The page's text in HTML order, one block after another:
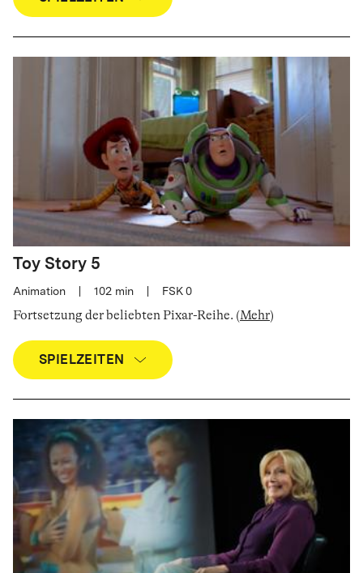
Toy Story 5
Animation 102 min FSK 0
Fortsetzung der beliebten Pixar-Reihe. (Mehr)
SPIELZEITEN